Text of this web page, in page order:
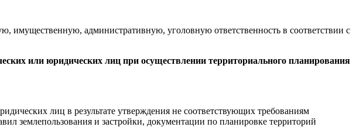
имущественную, административную, уголовную ответственность в соответствии с
или юридических лиц при осуществлении территориального планирования
лиц в результате утверждения не соответствующих требованиям
землепользования и застройки, документации по планировке территорий